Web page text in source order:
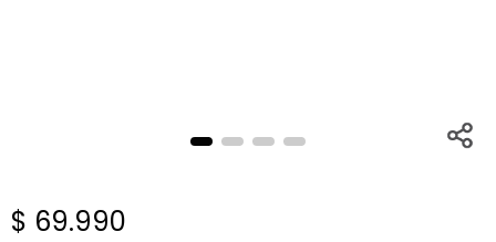
$ 69.990